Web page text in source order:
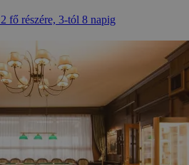
2 fő részére, 3-tól 8 napig